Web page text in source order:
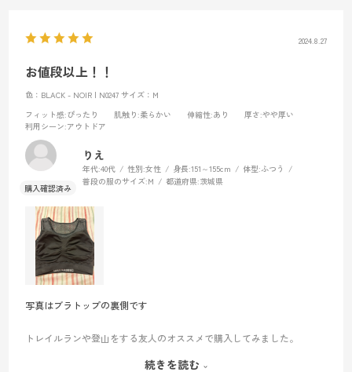
2024.8.27
お値段以上！！
色：BLACK - NOIR | N0247 サイズ：M
フィット感:ぴったり 肌触り :柔らかい 伸縮性:あり 厚さ:やや厚い
利用シーン:アウトドア
りえ
年代:40代 性別:女性 身長:151～155cm 体型:ふつう
普段の服のサイズ:M 都道府県:茨城県
写真はブラトップの裏側です
トレイルランや登山をする友人のオススメで購入してみました。
続きを読む